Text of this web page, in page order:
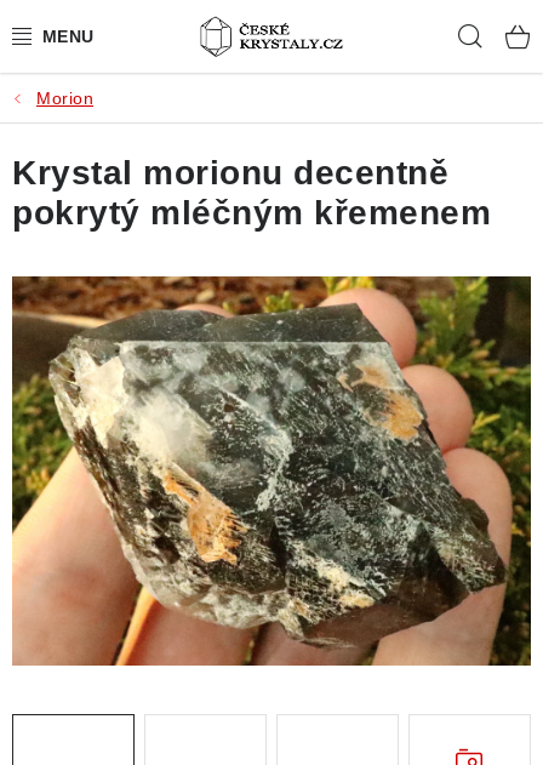
na
PŘÍRODNÍ KAMENY
BROUŠENÉ KAMENY
MISTROVSKÉ KRYSTALY
ŠPERKY S KAMENY
SLEVY
VIDEOGALERIE
KONTAKT
Obchodní podmínky
Podmínky ochrany osobních údajů
Poučení o právu na odstoupení od smlouvy
Puncovní značky
Výkup minerálů a drahých kamenů
Kontakt
Morion
Krystal morionu decentně
pokrytý mléčným křemenem